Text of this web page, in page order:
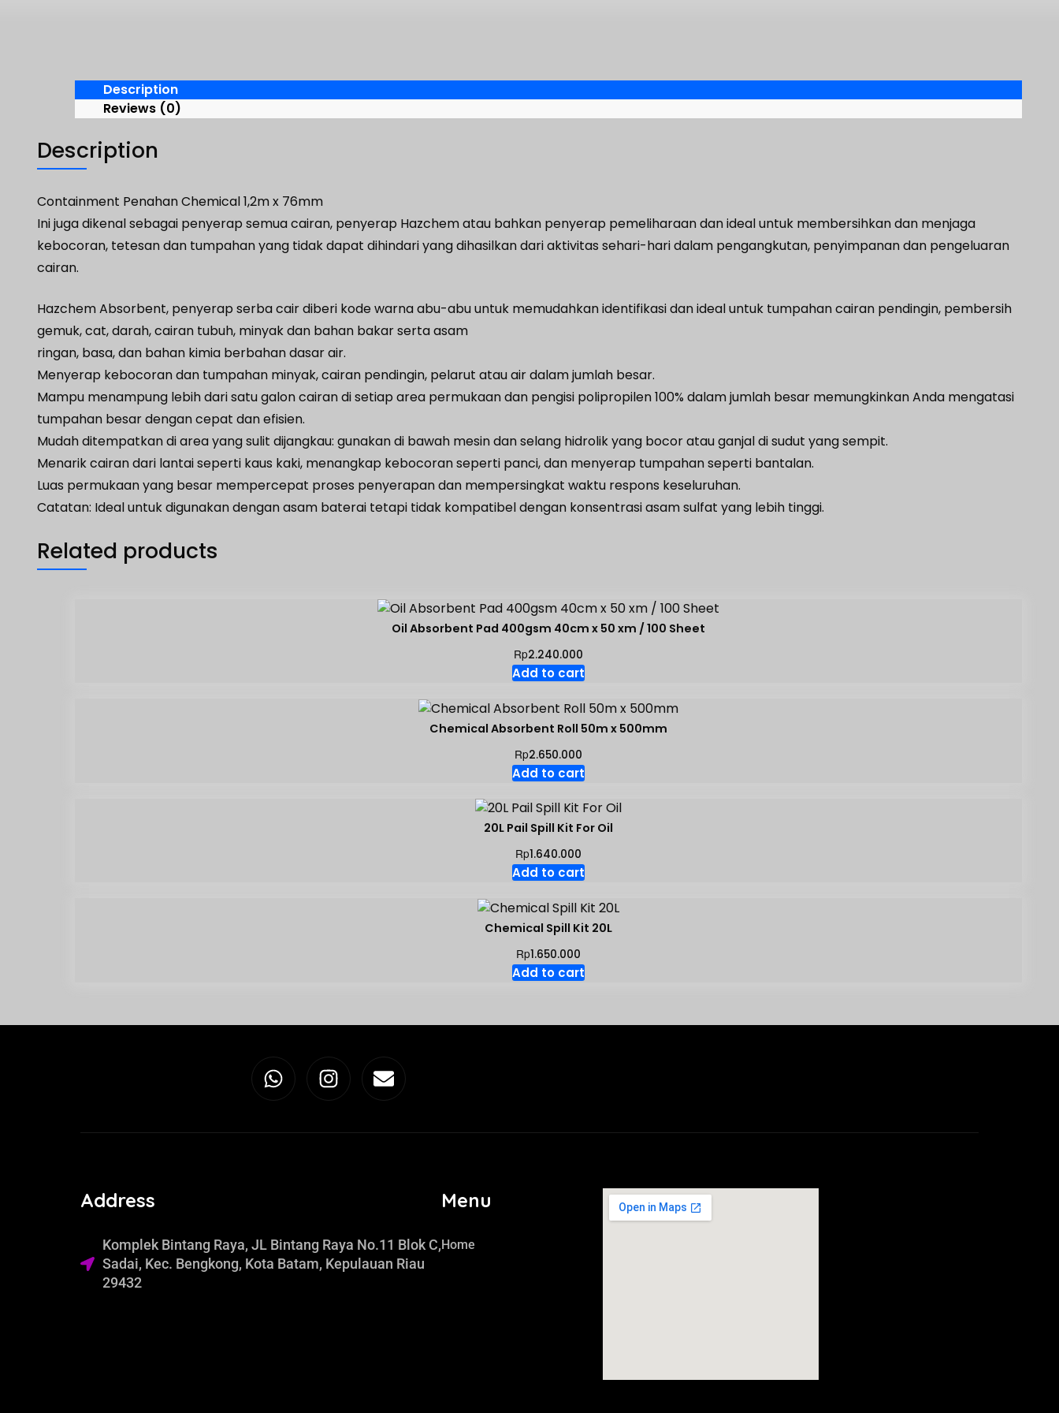
Description
Reviews (0)
Description
Containment Penahan Chemical 1,2m x 76mm
Ini juga dikenal sebagai penyerap semua cairan, penyerap Hazchem atau bahkan penyerap pemeliharaan dan ideal untuk membersihkan dan menjaga
kebocoran, tetesan dan tumpahan yang tidak dapat dihindari yang dihasilkan dari aktivitas sehari-hari dalam pengangkutan, penyimpanan dan pengeluaran
cairan.
Hazchem Absorbent, penyerap serba cair diberi kode warna abu-abu untuk memudahkan identifikasi dan ideal untuk tumpahan cairan pendingin, pembersih
gemuk, cat, darah, cairan tubuh, minyak dan bahan bakar serta asam
ringan, basa, dan bahan kimia berbahan dasar air.
Menyerap kebocoran dan tumpahan minyak, cairan pendingin, pelarut atau air dalam jumlah besar.
Mampu menampung lebih dari satu galon cairan di setiap area permukaan dan pengisi polipropilen 100% dalam jumlah besar memungkinkan Anda mengatasi
tumpahan besar dengan cepat dan efisien.
Mudah ditempatkan di area yang sulit dijangkau: gunakan di bawah mesin dan selang hidrolik yang bocor atau ganjal di sudut yang sempit.
Menarik cairan dari lantai seperti kaus kaki, menangkap kebocoran seperti panci, dan menyerap tumpahan seperti bantalan.
Luas permukaan yang besar mempercepat proses penyerapan dan mempersingkat waktu respons keseluruhan.
Catatan: Ideal untuk digunakan dengan asam baterai tetapi tidak kompatibel dengan konsentrasi asam sulfat yang lebih tinggi.
Related products
Oil Absorbent Pad 400gsm 40cm x 50 xm / 100 Sheet
Rp2.240.000
Add to cart
Chemical Absorbent Roll 50m x 500mm
Rp2.650.000
Add to cart
20L Pail Spill Kit For Oil
Rp1.640.000
Add to cart
Chemical Spill Kit 20L
Rp1.650.000
Add to cart
Address
Komplek Bintang Raya, JL Bintang Raya No.11 Blok C,
Sadai, Kec. Bengkong, Kota Batam, Kepulauan Riau
29432​
Menu
Home